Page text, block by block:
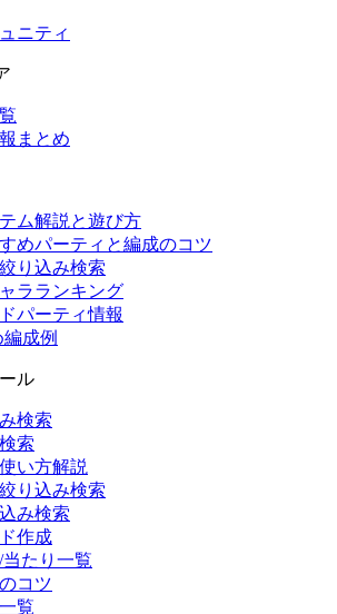
ニティ
まとめ
ム解説と遊び方
めパーティと編成のコツ
り込み検索
ラランキング
パーティ情報
成例
ル
検索
索
い方解説
り込み検索
み検索
作成
たり一覧
コツ
覧